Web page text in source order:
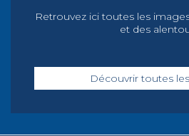
Retrouvez ici toutes les
et des
Découvrir toutes